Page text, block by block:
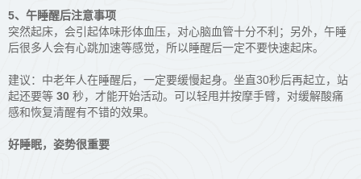
5、午睡醒后注意事项
突然起床，会引起体味形体血压，对心脑血管十分不利；另外，午睡
后很多人会有心跳加速等感觉，所以睡醒后一定不要快速起床。
建议：中老年人在睡醒后，一定要缓慢起身。坐直30秒后再起立，站
起还要等 30 秒，才能开始活动。可以轻甩并按摩手臂，对缓解酸痛
感和恢复清醒有不错的效果。
好睡眠，姿势很重要